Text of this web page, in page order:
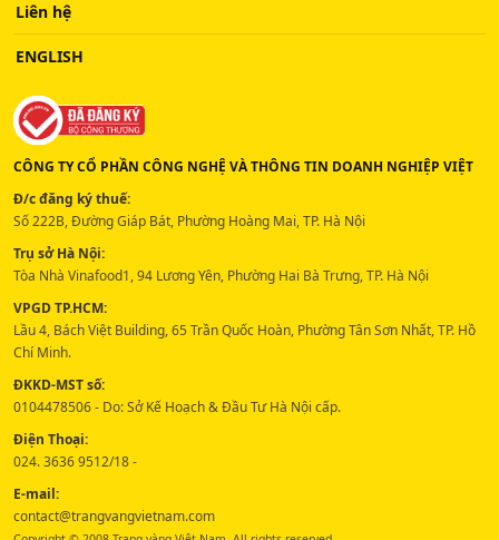
Liên hệ
ENGLISH
CÔNG TY CỔ PHẦN CÔNG NGHỆ VÀ THÔNG TIN DOANH NGHIỆP VIỆT
Đ/c đăng ký thuế:
Số 222B, Đường Giáp Bát, Phường Hoàng Mai, TP. Hà Nội
Trụ sở Hà Nội:
Tòa Nhà Vinafood1, 94 Lương Yên, Phường Hai Bà Trưng, TP. Hà Nội
VPGD TP.HCM:
Lầu 4, Bách Việt Building, 65 Trần Quốc Hoàn, Phường Tân Sơn Nhất, TP. Hồ
Chí Minh.
ĐKKD-MST số:
0104478506 - Do: Sở Kế Hoạch & Đầu Tư Hà Nội cấp.
Điện Thoại:
024. 3636 9512/18 -
E-mail:
contact@trangvangvietnam.com